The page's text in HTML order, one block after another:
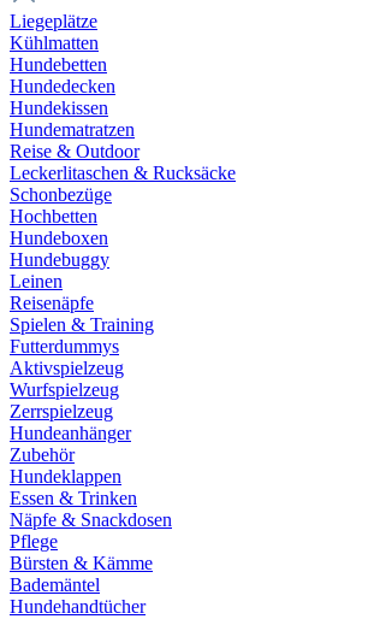
Liegeplätze
Kühlmatten
Hundebetten
Hundedecken
Hundekissen
Hundematratzen
Reise & Outdoor
Leckerlitaschen & Rucksäcke
Schonbezüge
Hochbetten
Hundeboxen
Hundebuggy
Leinen
Reisenäpfe
Spielen & Training
Futterdummys
Aktivspielzeug
Wurfspielzeug
Zerrspielzeug
Hundeanhänger
Zubehör
Hundeklappen
Essen & Trinken
Näpfe & Snackdosen
Pflege
Bürsten & Kämme
Bademäntel
Hundehandtücher